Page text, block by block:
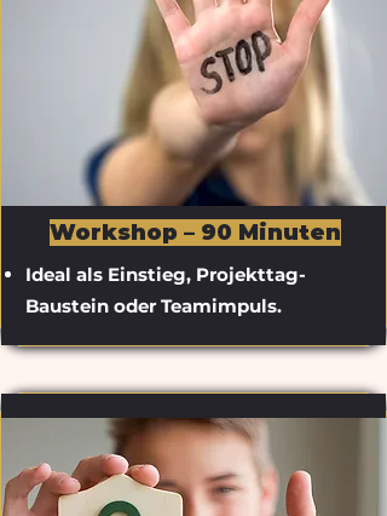
Workshop – 90 Minuten
Ideal als Einstieg, Projekttag-
Baustein oder Teamimpuls.